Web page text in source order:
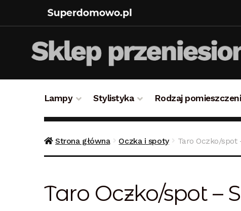
Lampy Stylistyka Rodzaj
Strona główna Oczka i spoty Taro Oczko/spot
Taro Oczko/spot –